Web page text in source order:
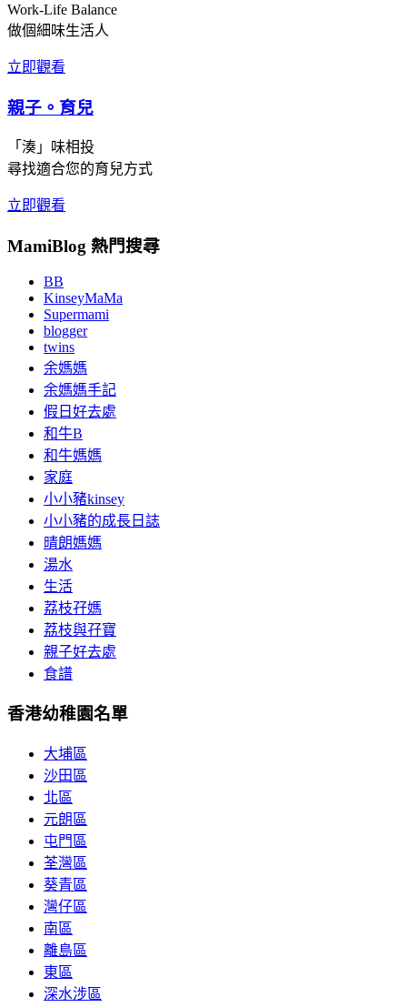
Work-Life Balance
做個細味生活人
立即觀看
親子。育兒
「湊」味相投
尋找適合您的育兒方式
立即觀看
MamiBlog 熱門搜尋
BB
KinseyMaMa
Supermami
blogger
twins
余媽媽
余媽媽手記
假日好去處
和牛B
和牛媽媽
家庭
小小豬kinsey
小小豬的成長日誌
晴朗媽媽
湯水
生活
荔枝孖媽
荔枝與孖寶
親子好去處
食譜
香港幼稚園名單
大埔區
沙田區
北區
元朗區
屯門區
荃灣區
葵青區
灣仔區
南區
離島區
東區
深水涉區